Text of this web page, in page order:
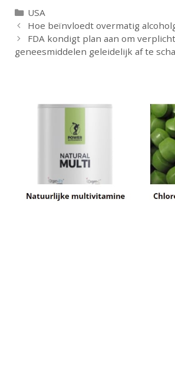
Categorieën
USA
Hoe beïnvloedt overmatig
FDA kondigt plan aan om
geneesmiddelen geleidelijk af te